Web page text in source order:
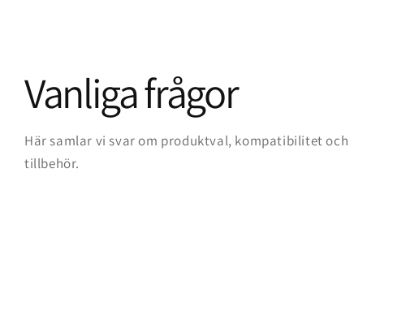
Vanliga frågor
Här samlar vi svar om produktval, kompatibilitet och
tillbehör.